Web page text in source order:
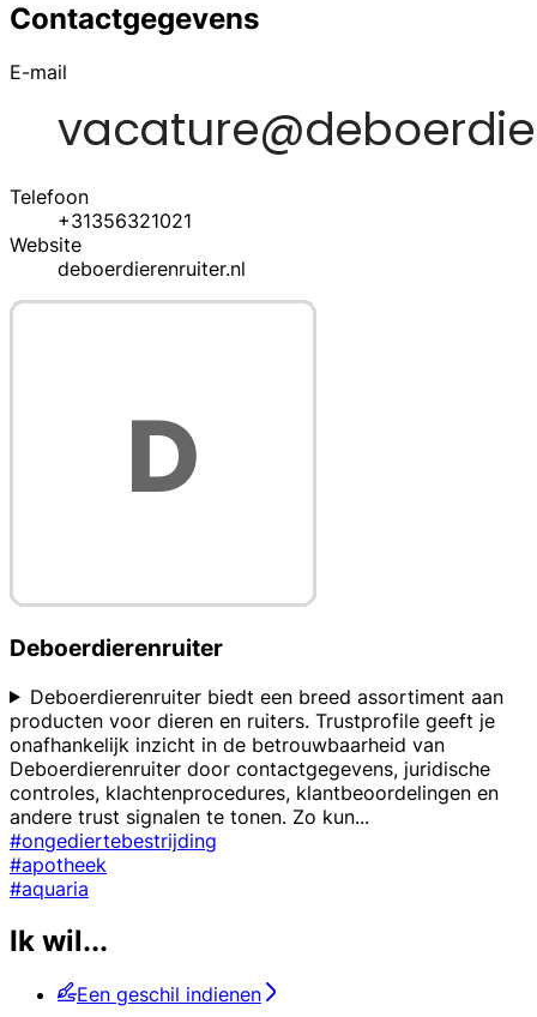
Contactgegevens
E-mail
Telefoon
+31356321021
Website
deboerdierenruiter.nl
Deboerdierenruiter
Deboerdierenruiter biedt een breed assortiment aan
producten voor dieren en ruiters. Trustprofile geeft je
onafhankelijk inzicht in de betrouwbaarheid van
Deboerdierenruiter door contactgegevens, juridische
controles, klachtenprocedures, klantbeoordelingen en
andere trust signalen te tonen. Zo kun...
#ongediertebestrijding
#apotheek
#aquaria
Ik wil...
Een geschil indienen